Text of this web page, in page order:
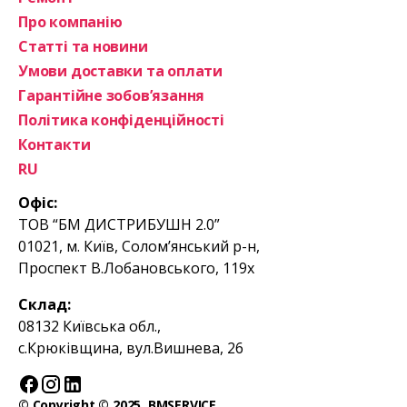
Офіс:
ТОВ “БМ ДИСТРИБУШН 2.0”
01021, м. Київ, Солом’янський р-н,
Проспект В.Лобановського, 119х
Склад:
08132 Київська обл.,
с.Крюківщина, вул.Вишнева, 26
Про компанію
Статті та новини
Умови доставки та оплати
Гарантійне зобов’язання
Політика конфіденційності
Контакти
RU